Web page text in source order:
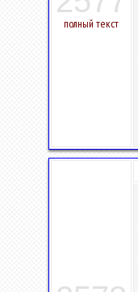
полный текст